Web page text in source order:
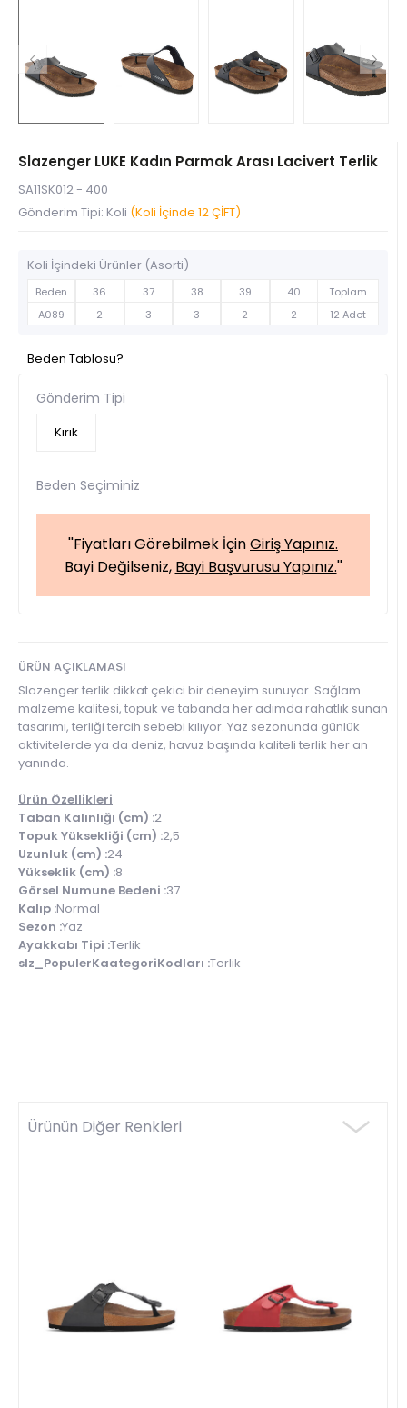
Slazenger LUKE Kadın Parmak Arası Lacivert Terlik
SA11SK012 - 400
Gönderim Tipi: Koli (Koli İçinde 12 ÇİFT)
Koli İçindeki Ürünler (Asorti)
Beden 36 37 38 39 40
Toplam
A089
2 3 3 2 2 12 Adet
Beden Tablosu?
Gönderim Tipi
Kırık
Beden Seçiminiz
''Fiyatları Görebilmek İçinGiriş Yapınız.
Bayi Değilseniz, Bayi Başvurusu Yapınız.''
ÜRÜN AÇIKLAMASI
Slazenger terlik dikkat çekici bir deneyim sunuyor. Sağlam
malzeme kalitesi, topuk ve tabanda her adımda rahatlık sunan
tasarımı, terliği tercih sebebi kılıyor. Yaz sezonunda günlük
aktivitelerde ya da deniz, havuz başında kaliteli terlik her an
yanında.
Ürün Özellikleri
Taban Kalınlığı (cm) :2
Topuk Yüksekliği (cm) :2,5
Uzunluk (cm) :24
Yükseklik (cm) :8
Görsel Numune Bedeni :37
Kalıp :Normal
Sezon :Yaz
Ayakkabı Tipi :Terlik
slz_PopulerKaategoriKodları :Terlik
Ürünün Diğer Renkleri